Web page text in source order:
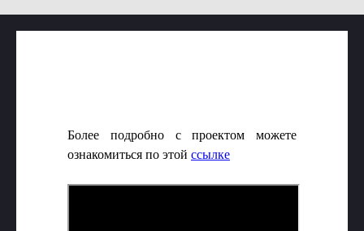
Более подробно с проектом можете
ознакомиться по этой ссылке